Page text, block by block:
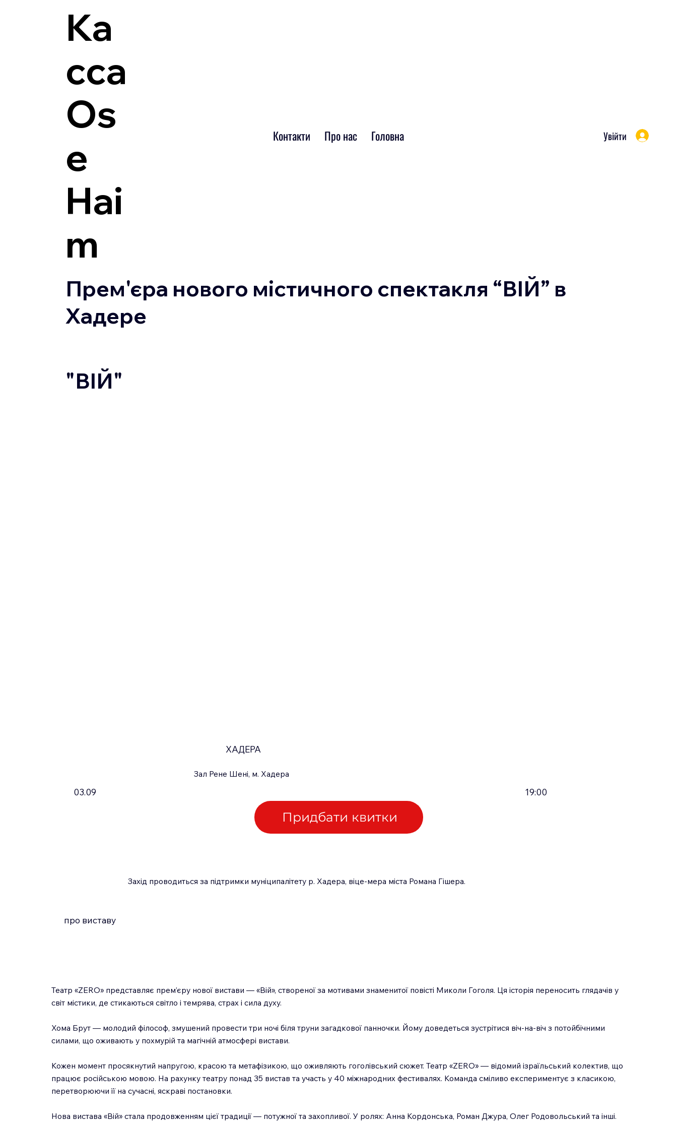
Ка
сса
Os
e
Hai
m
Головна
Про нас
Контакти Увійти
Прем'єра нового містичного спектакля “ВІЙ” в
Хадере
"ВІЙ"
ХАДЕРА
03.09 19:00
Зал Рене Шені, м. Хадера
Придбати квитки
Захід проводиться за підтримки муніципалітету р. Хадера, віце-мера міста Романа Гішера.
про виставу
Театр «ZERO» представляє прем’єру нової вистави — «Вій», створеної за мотивами знаменитої повісті Миколи Гоголя. Ця історія переносить глядачів у
світ містики, де стикаються світло і темрява, страх і сила духу.
Хома Брут — молодий філософ, змушений провести три ночі біля труни загадкової панночки. Йому доведеться зустрітися віч-на-віч з потойбічними
силами, що оживають у похмурій та магічній атмосфері вистави.
Кожен момент просякнутий напругою, красою та метафізикою, що оживляють гоголівський сюжет. Театр «ZERO» — відомий ізраїльський колектив, що
працює російською мовою. На рахунку театру понад 35 вистав та участь у 40 міжнародних фестивалях. Команда сміливо експериментує з класикою,
перетворюючи її на сучасні, яскраві постановки.
Нова вистава «Вій» стала продовженням цієї традиції — потужної та захопливої. У ролях: Анна Кордонська, Роман Джура, Олег Родовольський та інші.